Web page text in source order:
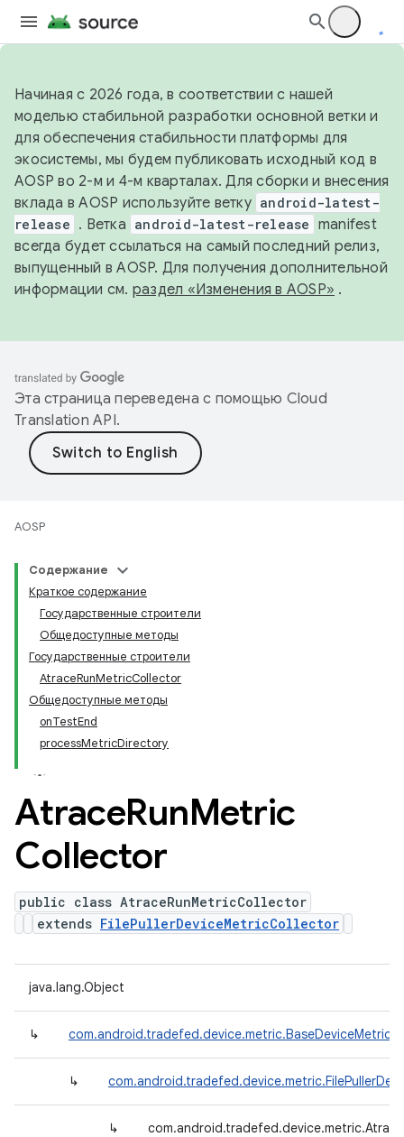
Начиная с 2026 года, в соответствии с нашей
моделью стабильной разработки основной ветки и
для обеспечения стабильности платформы для
экосистемы, мы будем публиковать исходный код в
AOSP во 2-м и 4-м кварталах. Для сборки и внесения
вклада в AOSP используйте ветку android-latest-
release . Ветка android-latest-release manifest
всегда будет ссылаться на самый последний релиз,
выпущенный в AOSP. Для получения дополнительной
информации см. раздел «Изменения в AOSP» .
Эта страница переведена с помощью Cloud
Translation API.
AOSP
Содержание
Краткое содержание
Государственные строители
Общедоступные методы
Государственные строители
AtraceRunMetricCollector
Общедоступные методы
onTestEnd
processMetricDirectory
AtraceRunMetric
Collector
public class AtraceRunMetricCollector
extends FilePullerDeviceMetricCollector
java.lang.Object
↳
↳
↳